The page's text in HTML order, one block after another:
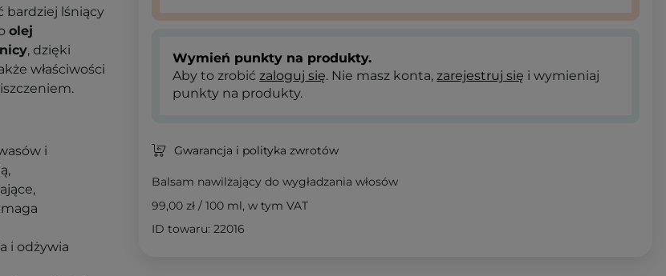
bardziej lśniący
olej
, dzięki
właściwości
i
i odżywia
Wymień punkty na produkty.
Aby to zrobić zaloguj się. Nie masz konta, zarejestruj się i wymieniaj
punkty na produkty.
Gwarancja i polityka zwrotów
Balsam nawilżający do wygładzania włosów
99,00 zł / 100 ml, w tym VAT
ID towaru: 22016